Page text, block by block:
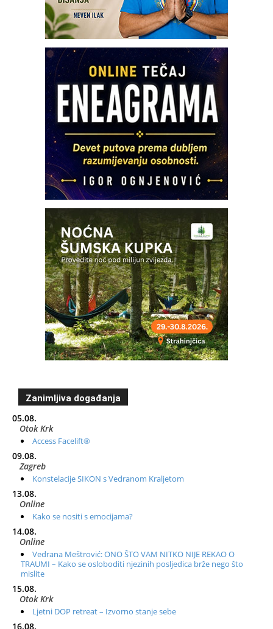
Zanimljiva događanja
05.08.
Otok Krk
Access Facelift®
09.08.
Zagreb
Konstelacije SIKON s Vedranom Kraljetom
13.08.
Online
Kako se nositi s emocijama?
14.08.
Online
Vedrana Meštrović: ONO ŠTO VAM NITKO NIJE REKAO O
TRAUMI – Kako se osloboditi njezinih posljedica brže nego što
mislite
15.08.
Otok Krk
Ljetni DOP retreat – Izvorno stanje sebe
16.08.